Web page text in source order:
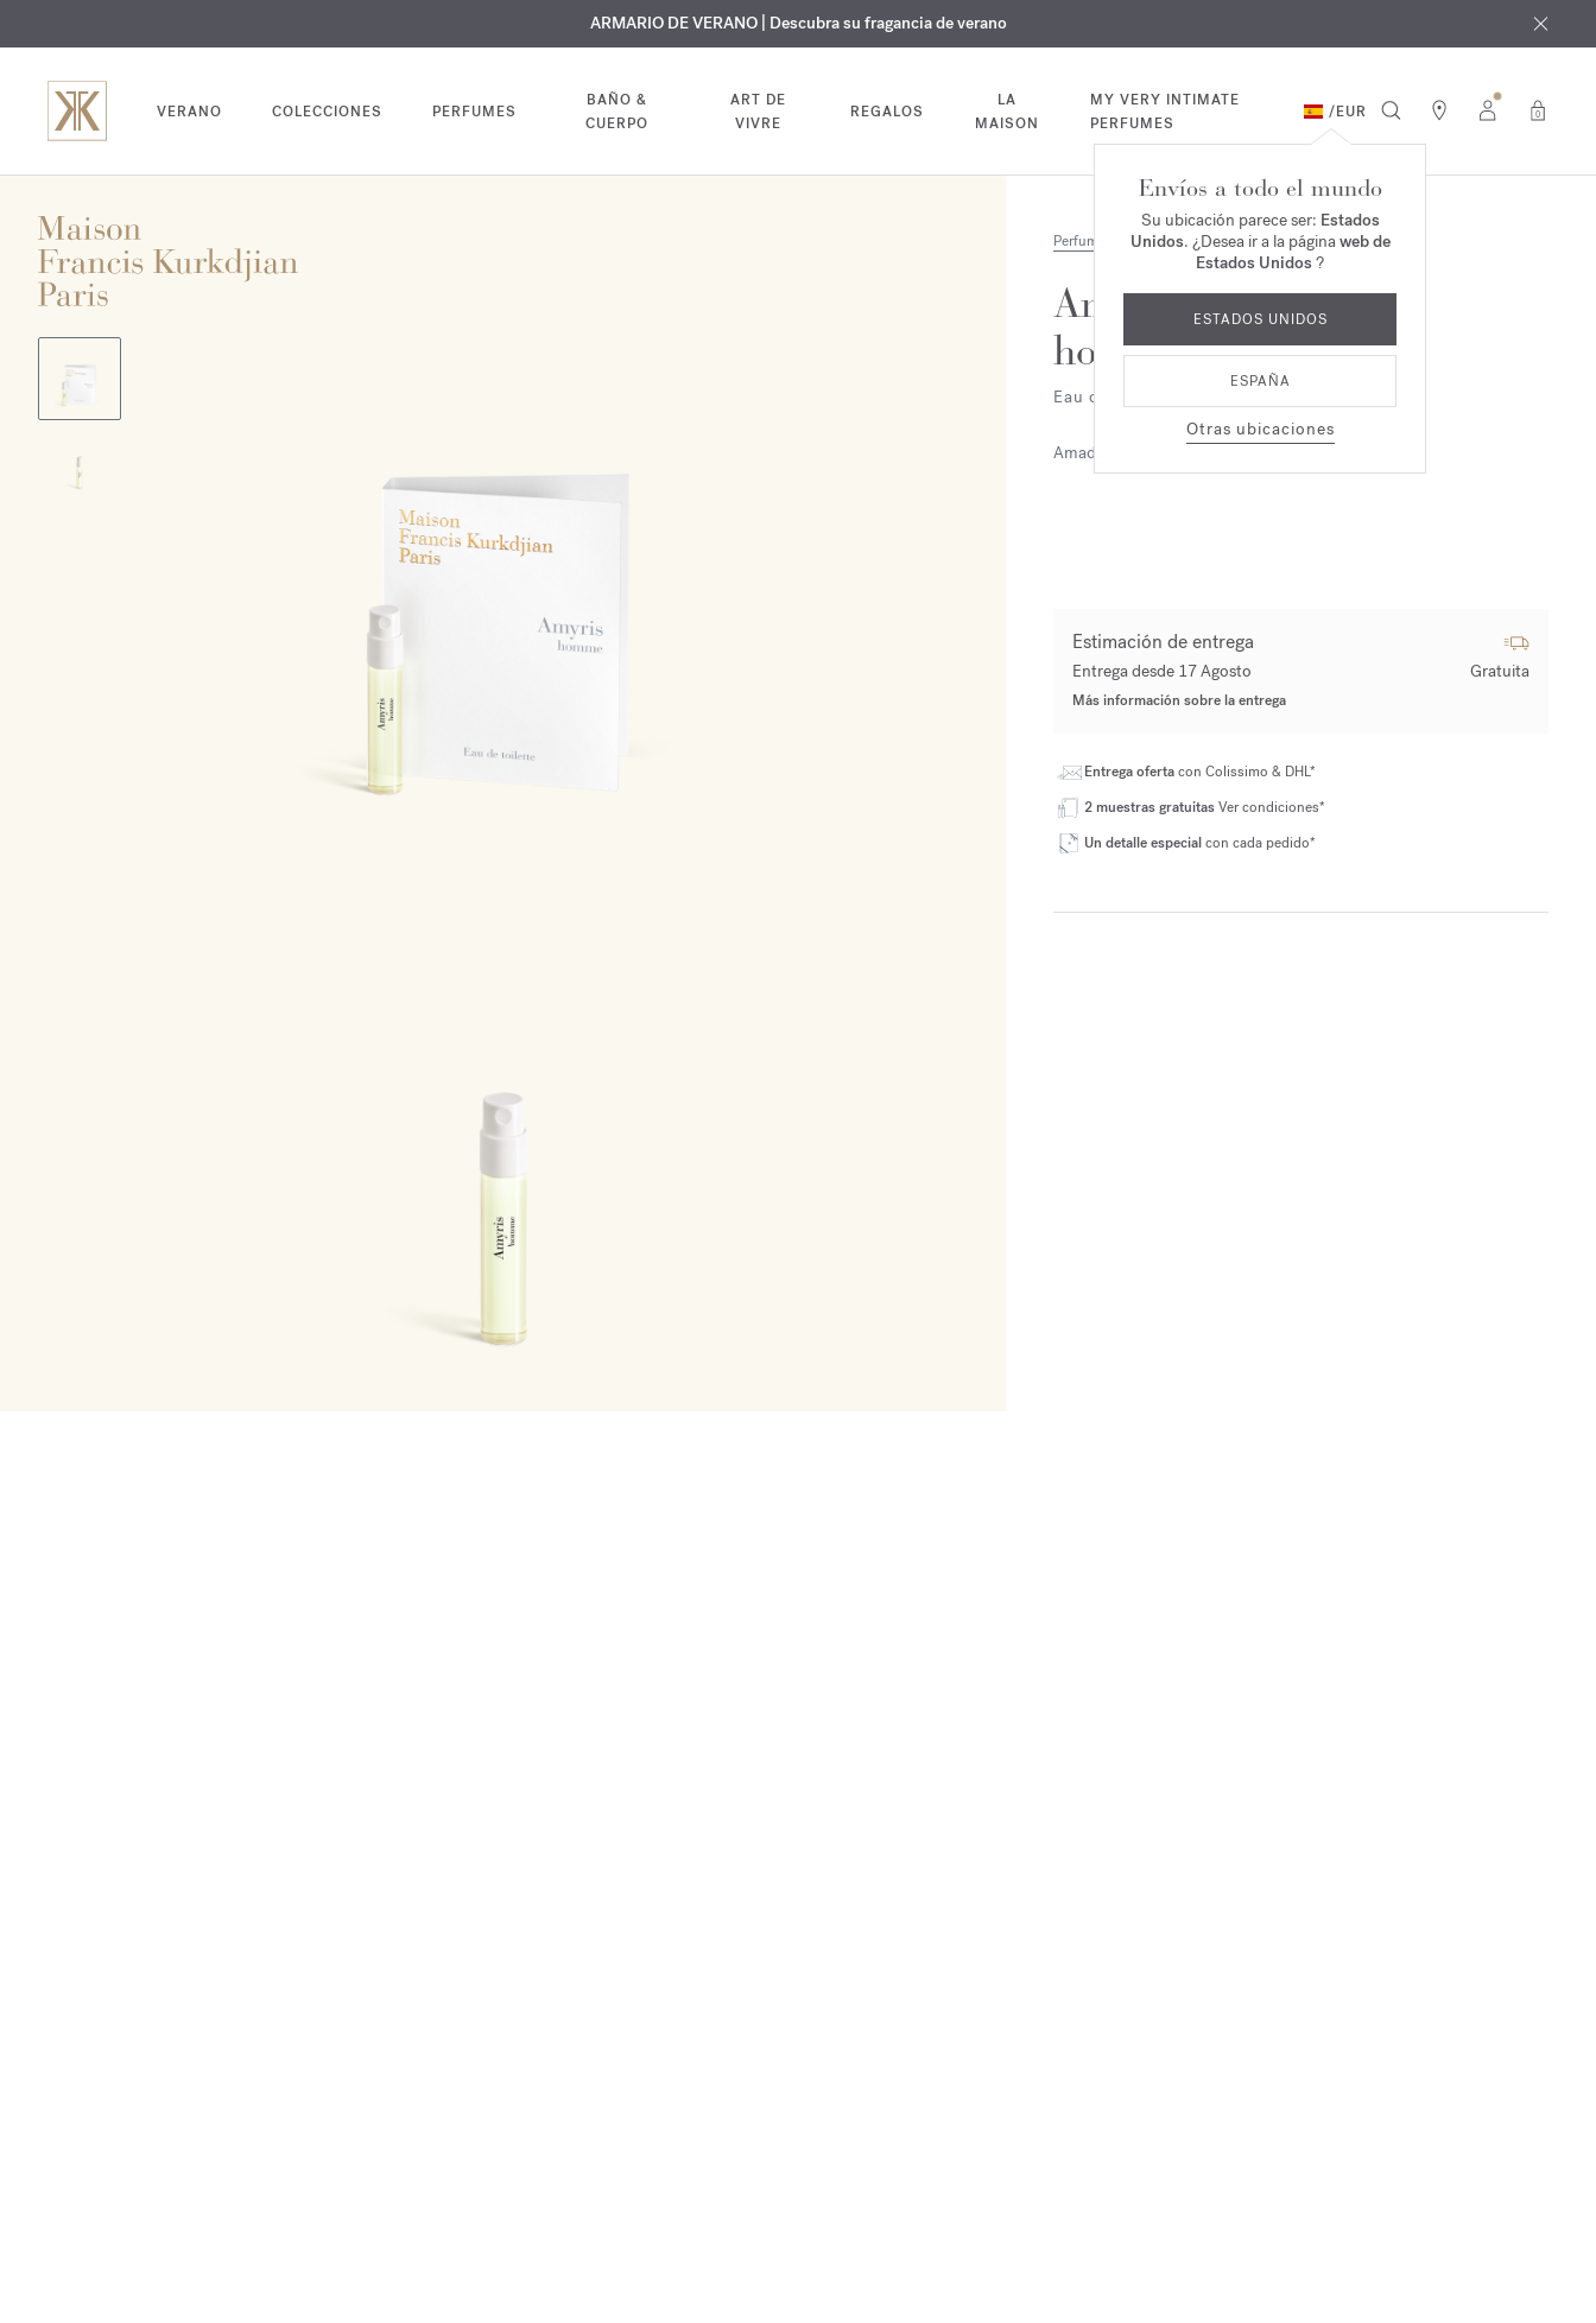
EXCLUSIVO | Descubra la nueva fragancia OUDvelvet mooden su pedido*
GRABADO GRATUITO | En todas las fragancias y aceites corporales hasta el 9 de agosto
ARMARIO DE VERANO | Descubra su fragancia de verano
VERANO COLECCIONES PERFUMES
BAÑO &
CUERPO
ART DE
VIVRE
REGALOS
LA
MAISON
MY VERY INTIMATE
PERFUMES
/EUR 0
Envíos a todo el mundo
Su ubicación parece ser: Estados
Unidos. ¿Desea ir a la páginaweb de
Estados Unidos ?
ESTADOS UNIDOS
ESPAÑA
Otras ubicaciones
Perfumes
Amyris
homme
Eau de toilette 2ml
Amaderado
Estimación de entrega
Entrega desde 17 Agosto Gratuita
Más información sobre la entrega
Entrega ofertacon Colissimo & DHL*
2 muestras gratuitasVer condiciones*
Un detalle especialcon cada pedido*